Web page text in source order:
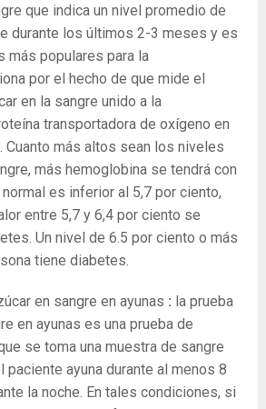
que indica un nivel promedio de
durante los últimos 2-3 meses y es
más populares para la
por el hecho de que mide el
en la sangre unido a la
transportadora de oxígeno en
más altos sean los niveles
más hemoglobina se tendrá con
normal es inferior al 5,7 por ciento,
entre 5,7 y 6,4 por ciento se
Un nivel de 6.5 por ciento o más
tiene diabetes.
en sangre en ayunas : la prueba
en ayunas es una prueba de
se toma una muestra de sangre
ayuna durante al menos 8
la noche. En tales condiciones, si